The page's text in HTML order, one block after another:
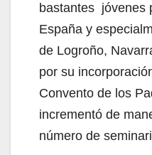
bastantes jóvenes
España y
de Logroño,
por su
Convento de los
incrementó de
número de